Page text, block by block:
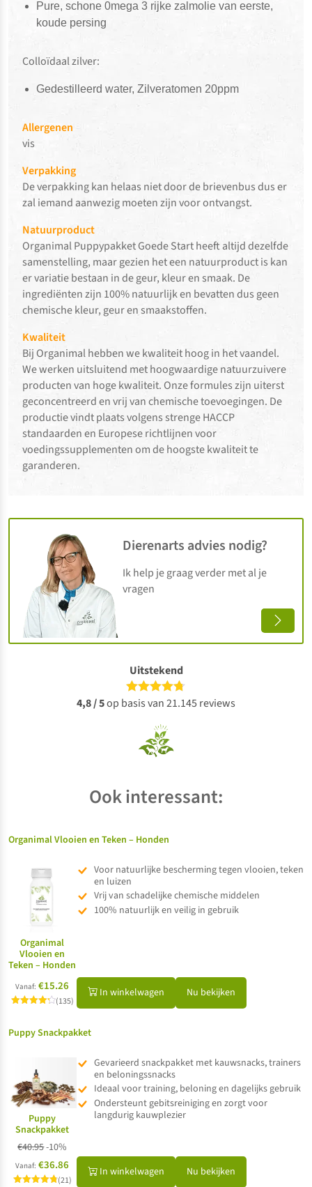
Pure, schone 0mega 3 rijke zalmolie van eerste,
koude persing
Colloïdaal zilver:
Gedestilleerd water, Zilveratomen 20ppm
Allergenen
vis
Verpakking
De verpakking kan helaas niet door de brievenbus dus er
zal iemand aanwezig moeten zijn voor ontvangst.
Natuurproduct
OrganimalPuppypakket Goede Startheeft altijd dezelfde
samenstelling, maar gezien het een natuurproduct is kan
er variatie bestaan in de geur, kleur en smaak. De
ingrediënten zijn 100% natuurlijk en bevatten dus geen
chemische kleur, geur en smaakstoffen.
Kwaliteit
Bij Organimal hebben we kwaliteit hoog in het vaandel.
We werken uitsluitend met hoogwaardige natuurzuivere
producten van hoge kwaliteit. Onze formules zijn uiterst
geconcentreerd en vrij van chemische toevoegingen. De
productie vindt plaats volgens strenge HACCP
standaarden en Europese richtlijnen voor
voedingssupplementen om de hoogste kwaliteit te
garanderen.
Dierenarts advies nodig?
Ik help je graag verder met al je
vragen
Uitstekend
4,8 / 5op basis van 21.145 reviews
Ook interessant:
Organimal Vlooien en Teken – Honden
Organimal
Vlooien en
Teken – Honden
Vanaf: €15.26
uit 5
(135)
Voor natuurlijke bescherming tegen vlooien, teken
en luizen
Vrij van schadelijke chemische middelen
100% natuurlijk en veilig in gebruik
In winkelwagen Nu bekijken
Puppy Snackpakket
Puppy
Snackpakket
€40.95-10%
Vanaf: €36.86
(21)
Gevarieerd snackpakket met kauwsnacks, trainers
en beloningssnacks
Ideaal voor training, beloning en dagelijks gebruik
Ondersteunt gebitsreiniging en zorgt voor
langdurig kauwplezier
In winkelwagen Nu bekijken